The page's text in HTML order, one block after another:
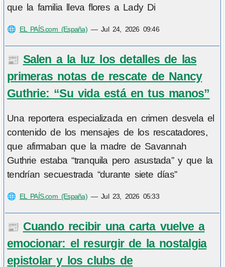
que la familia lleva flores a Lady Di
🌐 EL PAÍS.com (España)—Jul 24, 2026 09:46
📰 Salen a la luz los detalles de las
primeras notas de rescate de Nancy
Guthrie: “Su vida está en tus manos”
Una reportera especializada en crimen desvela el
contenido de los mensajes de los rescatadores,
que afirmaban que la madre de Savannah
Guthrie estaba “tranquila pero asustada” y que la
tendrían secuestrada “durante siete días”
🌐 EL PAÍS.com (España)—Jul 23, 2026 05:33
📰 Cuando recibir una carta vuelve a
emocionar: el resurgir de la nostalgia
epistolar y los clubs de